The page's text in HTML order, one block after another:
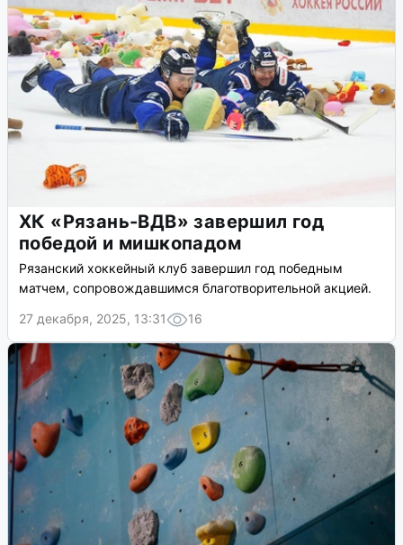
ХК «Рязань-ВДВ» завершил год
победой и мишкопадом
Рязанский хоккейный клуб завершил год победным
матчем, сопровождавшимся благотворительной акцией.
27 декабря, 2025, 13:31
16